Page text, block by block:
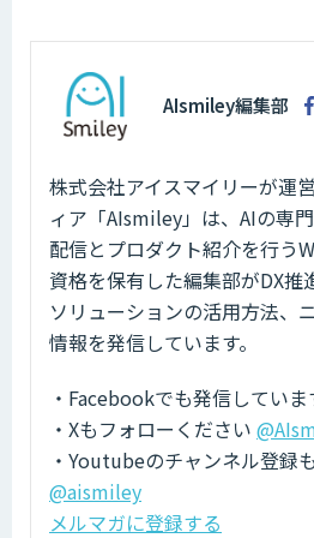
AIsmiley編集部
株式会社アイスマイリーが運
ィア「AIsmiley」は、AIの専
配信とプロダクト紹介を行う
資格を保有した編集部がDX推
ソリューションの活用方法、
情報を発信しています。
・Facebookでも発信していま
・Xもフォローください
・Youtubeのチャンネル登録
@aismiley
メルマガに登録する